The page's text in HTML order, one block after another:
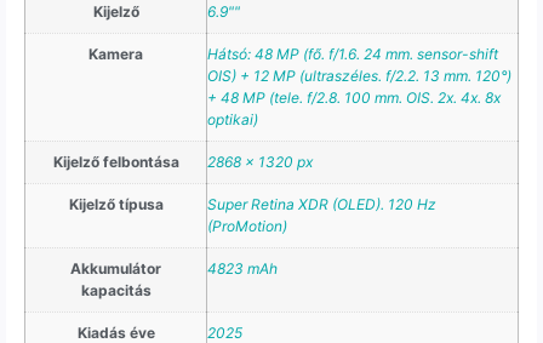
Kijelző 6.9""
Kamera
Hátsó: 48 MP (fő. f/1.6. 24 mm. sensor-shift
OIS) + 12 MP (ultraszéles. f/2.2. 13 mm. 120°)
+ 48 MP (tele. f/2.8. 100 mm. OIS. 2x. 4x. 8x
optikai)
Kijelző felbontása 2868 x 1320 px
Kijelző típusa
Super Retina XDR (OLED). 120 Hz
(ProMotion)
Akkumulátor
kapacitás
4823 mAh
Kiadás éve 2025